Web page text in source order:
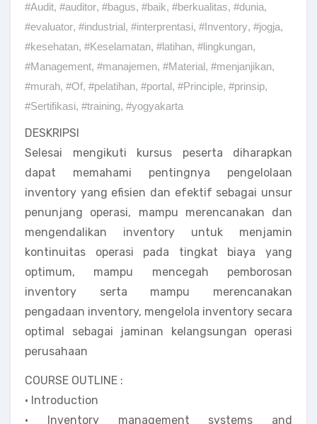
#Audit, #auditor, #bagus, #baik, #berkualitas, #dunia,
#evaluator, #industrial, #interprentasi, #Inventory, #jogja,
#kesehatan, #Keselamatan, #latihan, #lingkungan,
#Management, #manajemen, #Material, #menjanjikan,
#murah, #Of, #pelatihan, #portal, #Principle, #prinsip,
#Sertifikasi, #training, #yogyakarta
DESKRIPSI
Selesai mengikuti kursus peserta diharapkan
dapat memahami pentingnya pengelolaan
inventory yang efisien dan efektif sebagai unsur
penunjang operasi, mampu merencanakan dan
mengendalikan inventory untuk menjamin
kontinuitas operasi pada tingkat biaya yang
optimum, mampu mencegah pemborosan
inventory serta mampu merencanakan
pengadaan inventory, mengelola inventory secara
optimal sebagai jaminan kelangsungan operasi
perusahaan
COURSE OUTLINE :
• Introduction
• Inventory management systems and